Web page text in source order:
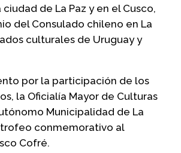
de La Paz y en el Cusco,
del Consulado chileno en La
culturales de Uruguay y
por la participación de los
la Oficialía Mayor de Culturas
Municipalidad de La
conmemorativo al
Cofré.